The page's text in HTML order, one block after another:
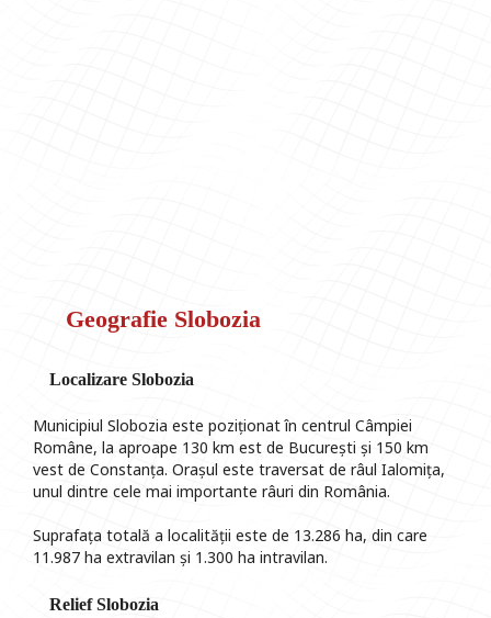
Geografie Slobozia
Localizare Slobozia
Municipiul Slobozia este poziționat în centrul Câmpiei
Române, la aproape 130 km est de București și 150 km
vest de Constanța. Orașul este traversat de râul Ialomița,
unul dintre cele mai importante râuri din România.
Suprafața totală a localității este de 13.286 ha, din care
11.987 ha extravilan și 1.300 ha intravilan.
Relief Slobozia